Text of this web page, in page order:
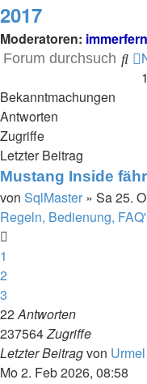
2017
Moderatoren:
Bekanntmachungen
Antworten
Zugriffe
Letzter Beitrag
Mustang Inside
von SqlMaster » Sa 25.
Regeln, Bedienung,
1
2
3
22Antworten
237564Zugriffe
Letzter Beitragvon Urmel
Mo 2. Feb 2026, 08:58